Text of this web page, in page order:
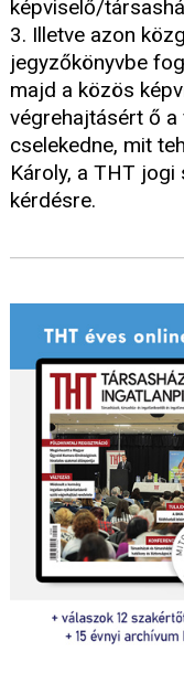
képviselő/
3. Illetve azon
jegyzőkönyvbe
majd a közös
végrehajtásért ő a
cselekedne, mit
Károly, a THT
kérdésre.